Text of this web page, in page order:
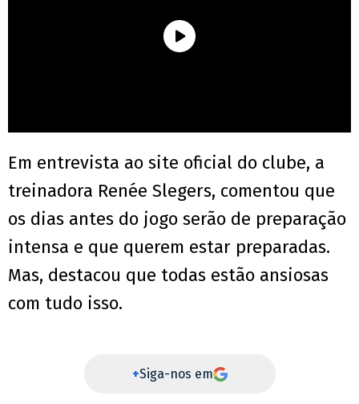
Em entrevista ao site oficial do clube, a
treinadora Renée Slegers, comentou que
os dias antes do jogo serão de preparação
intensa e que querem estar preparadas.
Mas, destacou que todas estão ansiosas
com tudo isso.
+Siga-nos em